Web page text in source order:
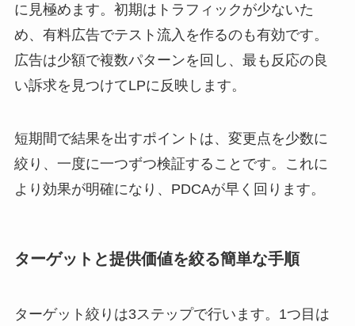
に見極めます。初期はトラフィックが少ないた
め、有料広告でテスト流入を作るのも有効です。
広告は少額で複数パターンを回し、最も反応の良
い訴求を見つけてLPに反映します。
短期間で結果を出すポイントは、変更点を少数に
絞り、一度に一つずつ検証することです。これに
より効果が明確になり、PDCAが早く回ります。
ターゲットと提供価値を絞る簡単な手順
ターゲット絞りは3ステップで行います。1つ目は